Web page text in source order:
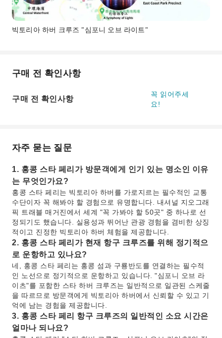
빅토리아 하버 크루즈 "심포니 오브 라이트"
구매 전 확인사항
구매 전 확인사항
꼭 읽어주세
요!
자주 묻는 질문
1. 홍콩 스타 페리가 방문객에게 인기 있는 명소인 이유
는 무엇인가요?
홍콩 스타 페리는 빅토리아 하버를 가로지르는 필수적인 교통
수단이자 꼭 해봐야 할 경험으로 유명합니다. 내셔널 지오그래
픽 트래블 매거진에서 세계 "꼭 가봐야 할 50곳" 중 하나로 선
정되기도 했습니다. 실용성과 뛰어난 관광 경험을 겸비한 상징
적이고 진정한 빅토리아 하버 체험을 제공합니다.
2. 홍콩 스타 페리가 현재 항구 크루즈를 위해 정기적으
로 운항하고 있나요?
네, 홍콩 스타 페리는 홍콩 섬과 구룡반도를 연결하는 필수적
인 노선으로 정기적으로 운항하고 있습니다. "심포니 오브 라
이츠"를 포함한 스타 하버 크루즈는 일반적으로 일관된 스케줄
을 따르므로 방문객에게 빅토리아 하버에서 신뢰할 수 있고 기
억에 남는 경험을 제공합니다.
3. 홍콩 스타 페리 항구 크루즈의 일반적인 소요 시간은
얼마나 되나요?